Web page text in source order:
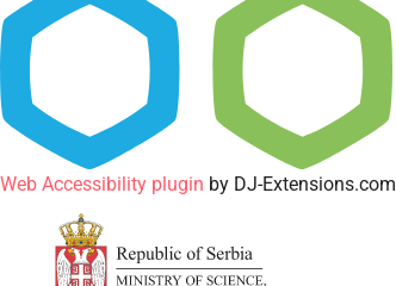
Web Accessibility plugin by DJ-Extensions.com